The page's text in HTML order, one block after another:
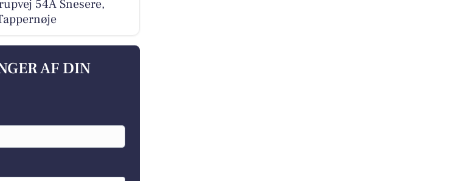
54A Snesere,
AF DIN